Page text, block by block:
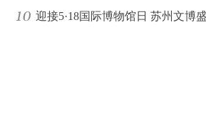
迎接5·18国际博物馆日 苏州文博盛